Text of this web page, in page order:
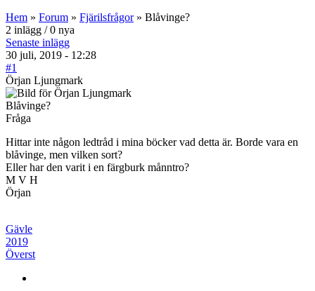
Hem » Forum » Fjärilsfrågor» Blåvinge?
2 inlägg / 0 nya
Senaste inlägg
30 juli, 2019 - 12:28
#1
Örjan Ljungmark
Blåvinge?
Fråga
Hittar inte någon ledtråd i mina böcker vad detta är. Borde vara en
blåvinge, men vilken sort?
Eller har den varit i en färgburk månntro?
M V H
Örjan
Gävle
2019
Överst